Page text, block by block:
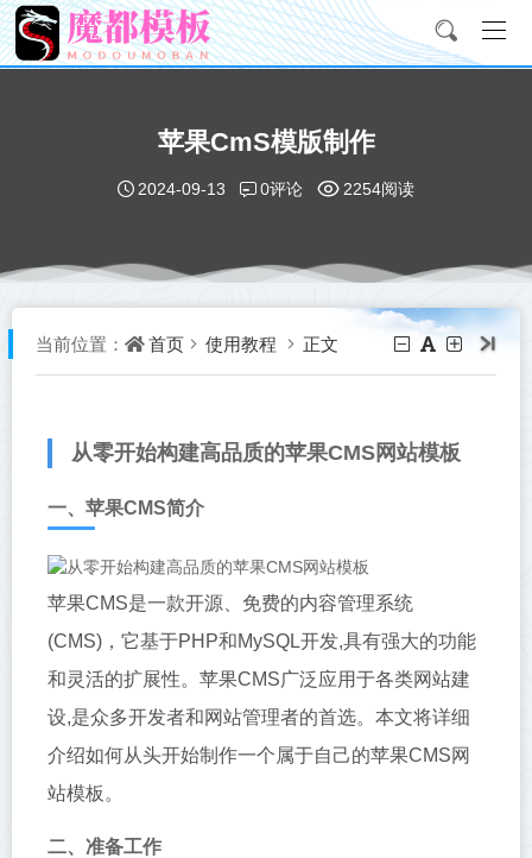
苹果CmS模版制作
2024-09-13 0评论 2254阅读
当前位置： 首页 使用教程 正文
从零开始构建高品质的苹果CMS网站模板
一、苹果CMS简介
苹果CMS是一款开源、免费的内容管理系统
(CMS)，它基于PHP和MySQL开发,具有强大的功能
和灵活的扩展性。苹果CMS广泛应用于各类网站建
设,是众多开发者和网站管理者的首选。本文将详细
介绍如何从头开始制作一个属于自己的苹果CMS网
站模板。
二、准备工作